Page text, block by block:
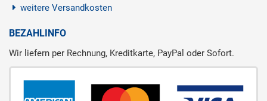
weitere Versandkosten
BEZAHLINFO
Wir liefern per Rechnung, Kreditkarte, PayPal oder Sofort.